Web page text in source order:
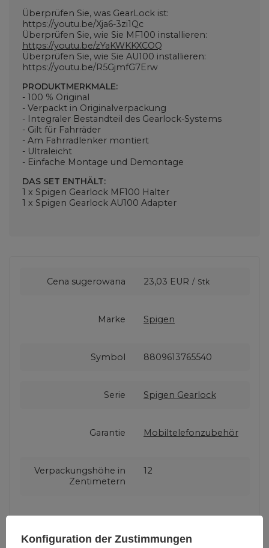
Überprüfen Sie, was GearLock ist:
https://youtu.be/Xja6-3zi1Qc
Überprüfen Sie, wie Sie MF100 installieren:
https://youtu.be/zYaKWKKXCOQ
Überprüfen Sie, wie Sie AU100 installieren:
https://youtu.be/R5GjmfG7Erw
PRODUKTMERKMALE:
- 100 % Original
- Verpackt in Originalverpackung
- Integraler Bestandteil des Gearlock-Systems
- Gilt für Fahrräder
- Am Fahrradlenker montiert
- Ultraleicht
- Einfache Montage und Demontage
DAS SET ENTHÄLT:
1 x Spigen Gearlock MF100 Halter
1 x Spigen Gearlock AU100 Adapter
Cena sugerowana 23,03 EUR / Stk
Marke Spigen
Symbol 8809613765540
Serie Spigen Gearlock
Garantie Mobiltelefonzubehör
Verpackungshöhe in
Zentimetern
12
Konfiguration der Zustimmungen